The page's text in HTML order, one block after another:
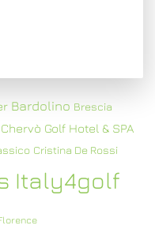
Bardolino Brescia
Chervò Golf Hotel & SPA
Cristina De Rossi
Italy4golf